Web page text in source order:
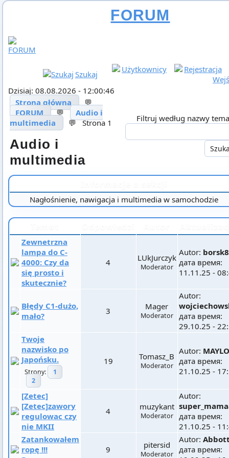
FORUM
Szukaj Użytkownicy
Rejestracja
Dzisiaj: 08.08.2026 - 12:00:46
Strona główna
💬
FORUM
💬 Audio i
multimedia
💬Strona 1
Audio i
multimedia
Filtruj według nazwy
Nagłośnienie, nawigacja i multimedia w samochodzie
Zewnetrzna
lampa do C-
4000: Czy da
się prosto i
skutecznie?
4 LUkJurczyk
Moderator
Autor:
дата время:
11.11.25 -
Błędy C1-dużo,
mało?
3 Mager
Moderator
Autor:
дата время:
29.10.25 -
Twoje
nazwisko po
Japońsku.
Strony:
1
2
19 Tomasz_B
Moderator
Autor: MAYLO
дата время:
21.10.25 -
[Zetec]
[Zetec]zawory
regulowac czy
nie MKII
4 muzykant
Moderator
Autor:
дата время:
21.10.25 -
Zatankowałem
ropę !!!
9 pitersid
Moderator
Autor:
дата время: